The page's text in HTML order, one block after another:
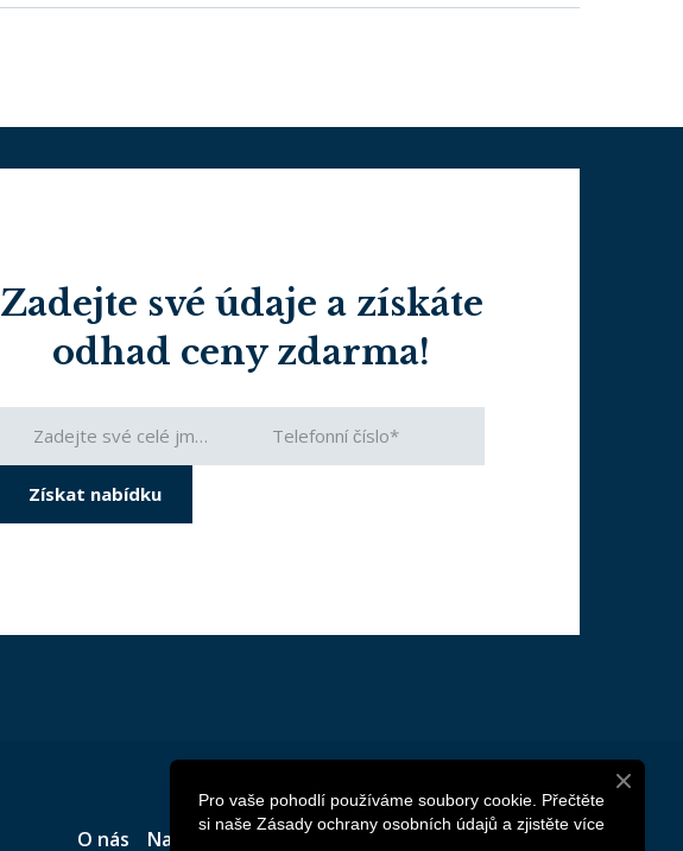
Zadejte své údaje a získáte
odhad ceny zdarma!
Získat nabídku
O nás Naše služby Naše realizace Kontaktujte nás
Pro vaše pohodlí používáme soubory cookie. Přečtěte
si naše Zásady ochrany osobních údajů a zjistěte více